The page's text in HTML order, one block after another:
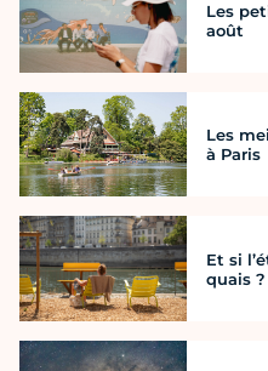
Les
août
Les
à Paris
Et si
quais ?